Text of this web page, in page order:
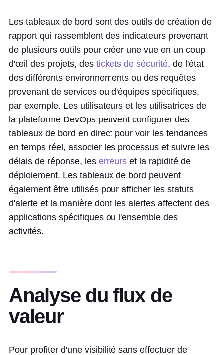
Les tableaux de bord sont des outils de création de
rapport qui rassemblent des indicateurs provenant
de plusieurs outils pour créer une vue en un coup
d'œil des projets, des tickets de sécurité, de l'état
des différents environnements ou des requêtes
provenant de services ou d'équipes spécifiques,
par exemple. Les utilisateurs et les utilisatrices de
la plateforme DevOps peuvent configurer des
tableaux de bord en direct pour voir les tendances
en temps réel, associer les processus et suivre les
délais de réponse, les erreurs et la rapidité de
déploiement. Les tableaux de bord peuvent
également être utilisés pour afficher les statuts
d'alerte et la manière dont les alertes affectent des
applications spécifiques ou l'ensemble des
activités.
Analyse du flux de
valeur
Pour profiter d'une visibilité sans effectuer de